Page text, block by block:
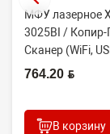
МФУ лазерное
3025BI / Копир-
Сканер (WiFi,
764.20 BYN
В корзину